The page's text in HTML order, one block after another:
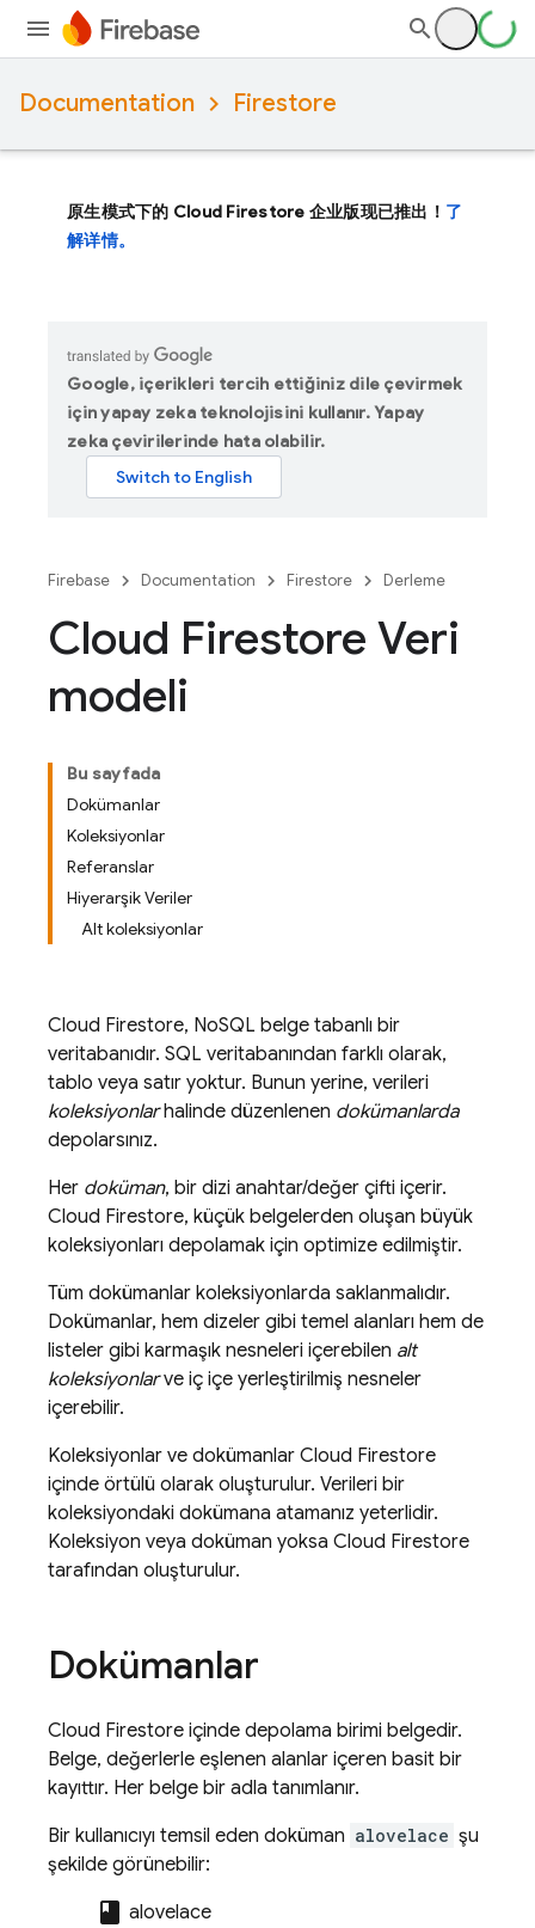
Documentation Firestore
原生模式下的 Cloud Firestore 企业版现已推出！ 了
解详情。
Google, içerikleri tercih ettiğiniz dile çevirmek
için yapay zeka teknolojisini kullanır. Yapay
zeka çevirilerinde hata olabilir.
Firebase Documentation Firestore Derleme
Cloud Firestore Veri
modeli
Bu sayfada
Dokümanlar
Koleksiyonlar
Referanslar
Hiyerarşik Veriler
Alt koleksiyonlar
Cloud Firestore, NoSQL belge tabanlı bir
veritabanıdır. SQL veritabanından farklı olarak,
tablo veya satır yoktur. Bunun yerine, verileri
koleksiyonlarhalinde düzenlenen dokümanlarda
depolarsınız.
Her doküman, bir dizi anahtar/değer çifti içerir.
Cloud Firestore, küçük belgelerden oluşan büyük
koleksiyonları depolamak için optimize edilmiştir.
Tüm dokümanlar koleksiyonlarda saklanmalıdır.
Dokümanlar, hem dizeler gibi temel alanları hem de
listeler gibi karmaşık nesneleri içerebilen alt
koleksiyonlarve iç içe yerleştirilmiş nesneler
içerebilir.
Koleksiyonlar ve dokümanlar Cloud Firestore
içinde örtülü olarak oluşturulur. Verileri bir
koleksiyondaki dokümana atamanız yeterlidir.
Koleksiyon veya doküman yoksa Cloud Firestore
tarafından oluşturulur.
Dokümanlar
Cloud Firestore içinde depolama birimi belgedir.
Belge, değerlerle eşlenen alanlar içeren basit bir
kayıttır. Her belge bir adla tanımlanır.
Bir kullanıcıyı temsil eden doküman alovelace şu
şekilde görünebilir:
class alovelace